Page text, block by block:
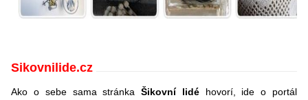
Sikovnilide.cz
Ako o sebe sama stránka Šikovní lidéhovorí, ide o portál